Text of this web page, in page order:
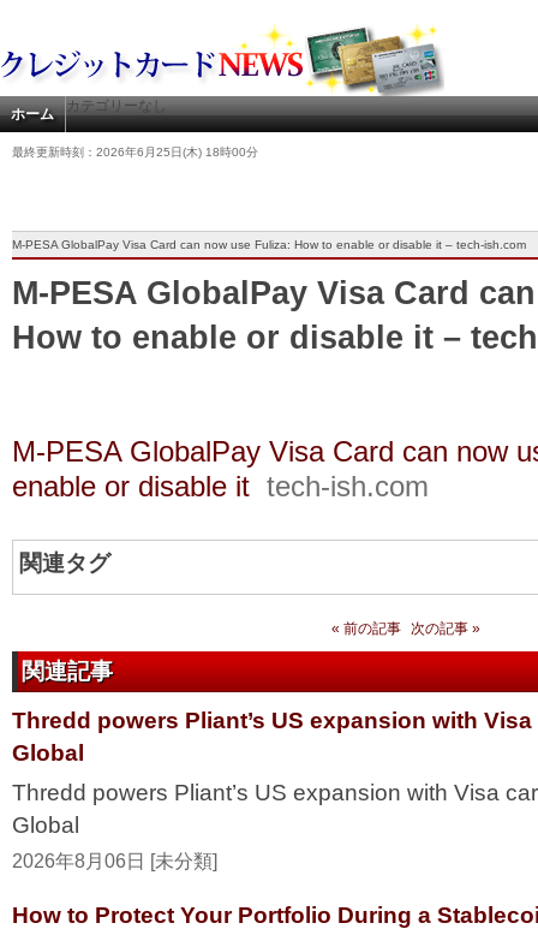
ホーム カテゴリーなし
最終更新時刻：2026年6月25日(木) 18時00分
M-PESA GlobalPay Visa Card can now use Fuliza: How to enable or disable it – tech-ish.com
M-PESA GlobalPay Visa Card
How to enable or disable it –
M-PESA GlobalPay Visa Card can now
enable or disable it tech-ish.com
関連タグ
« 前の記事 次の記事 »
関連記事
Thredd powers Pliant’s US expansion with
Global
Thredd powers Pliant’s US expansion with Visa
Global
2026年8月06日 [未分類]
How to Protect Your Portfolio During a